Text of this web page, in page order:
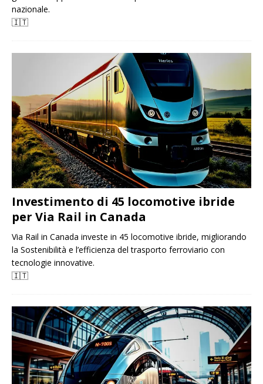
nazionale.
🇮🇹
Investimento di 45 locomotive ibride
per Via Rail in Canada
Via Rail in Canada investe in 45 locomotive ibride, migliorando
la Sostenibilità e l’efficienza del trasporto ferroviario con
tecnologie innovative.
🇮🇹